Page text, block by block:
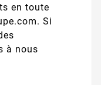
en toute
Si
à nous